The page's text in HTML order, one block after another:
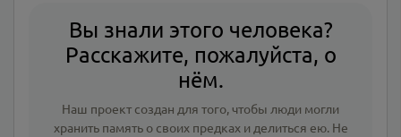
Вы знали этого человека?
Расскажите, пожалуйста, о
нём.
Наш проект создан для того, чтобы люди могли
хранить память о своих предках и делиться ею. Не